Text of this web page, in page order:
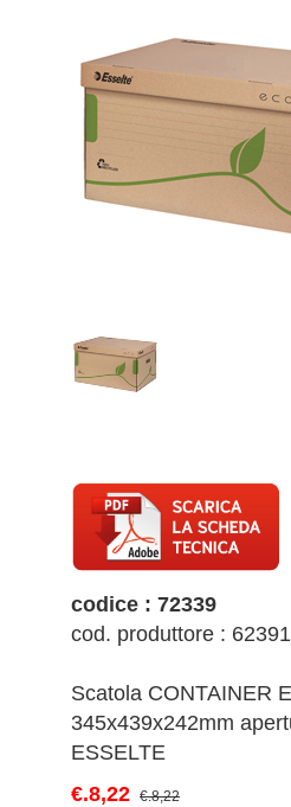
codice : 72339
cod. produttore :
Scatola CONTAINER
345x439x242mm
ESSELTE
€.8,22 €.8,22